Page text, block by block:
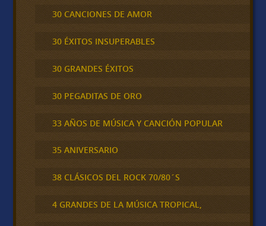
30 CANCIONES DE AMOR
30 ÉXITOS INSUPERABLES
30 GRANDES ÉXITOS
30 PEGADITAS DE ORO
33 AÑOS DE MÚSICA Y CANCIÓN POPULAR
35 ANIVERSARIO
38 CLÁSICOS DEL ROCK 70/80´S
4 GRANDES DE LA MÚSICA TROPICAL,